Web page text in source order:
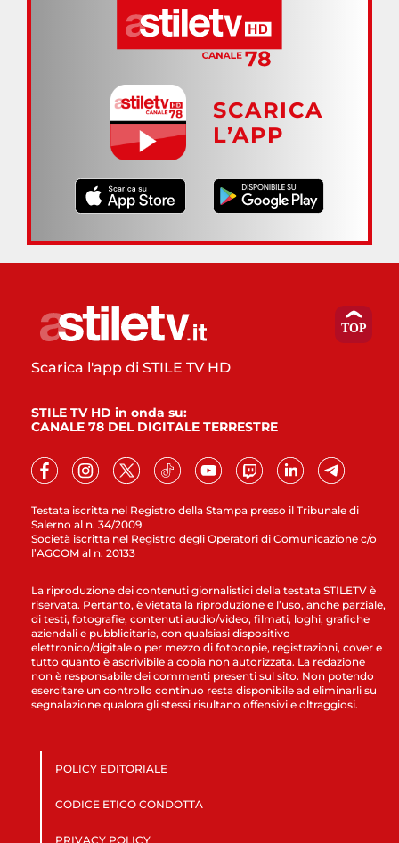
SCARICA
L’APP
Testata iscritta nel Registro della Stampa presso il Tribunale di
Salerno al n. 34/2009
Società iscritta nel Registro degli Operatori di Comunicazione c/o
l’AGCOM al n. 20133
Scarica l'app di STILE TV HD
STILE TV HD in onda su:
CANALE 78 DEL DIGITALE TERRESTRE
La riproduzione dei contenuti giornalistici della testata STILETV è
riservata. Pertanto, è vietata la riproduzione e l’uso, anche parziale,
di testi, fotografie, contenuti audio/video, filmati, loghi, grafiche
aziendali e pubblicitarie, con qualsiasi dispositivo
elettronico/digitale o per mezzo di fotocopie, registrazioni, cover e
tutto quanto è ascrivibile a copia non autorizzata. La redazione
non è responsabile dei commenti presenti sul sito. Non potendo
esercitare un controllo continuo resta disponibile ad eliminarli su
segnalazione qualora gli stessi risultano offensivi e oltraggiosi.
POLICY EDITORIALE
CODICE ETICO CONDOTTA
PRIVACY POLICY